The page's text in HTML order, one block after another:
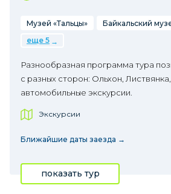
Музей «Тальцы» Байкальский
еще 5
Разнообразная программа тура
с разных сторон: Ольхон,
автомобильные экскурсии.
Экскурсии
Ближайшие даты заезда →
показать тур